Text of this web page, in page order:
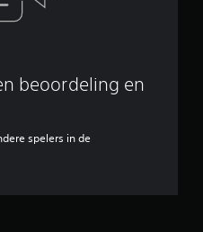
beoordeling en
spelers in de